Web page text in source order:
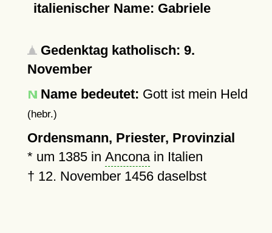
italienischer Name: Gabriele
Gedenktag katholisch: 9.
November
Name bedeutet: Gott ist mein Held
(hebr.)
Ordensmann, Priester, Provinzial
* um 1385in Anconain Italien
† 12. November 1456daselbst